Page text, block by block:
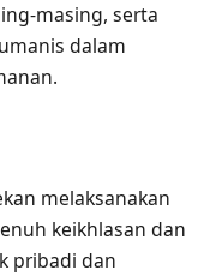
masing, serta
dalam
melaksanakan
keikhlasan dan
pribadi dan